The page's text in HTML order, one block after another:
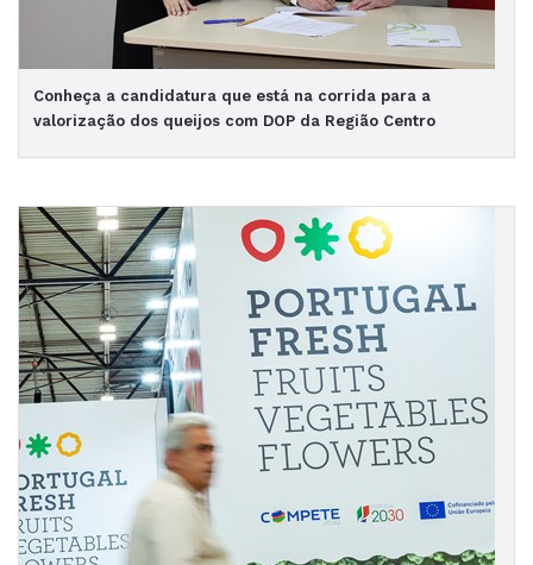
Conheça a candidatura que está na corrida para a
valorização dos queijos com DOP da Região Centro